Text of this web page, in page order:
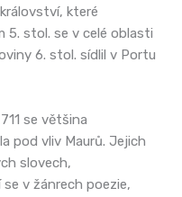
které
5. stol. se v celé oblasti
6. stol. sídlil v Portu
se většina
pod vliv Maurů. Jejich
slovech,
v žánrech poezie,